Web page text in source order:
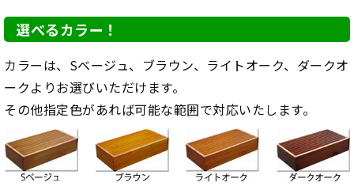
選べるカラー！
カラーは、Sベージュ、ブラウン、ライトオーク、ダークオ
ークよりお選びいただけます。
その他指定色があれば可能な範囲で対応いたします。